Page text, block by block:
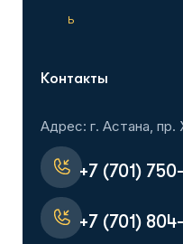
ь
Контакты
Адрес: г. Астана, пр.
+7 (701)
+7 (701)